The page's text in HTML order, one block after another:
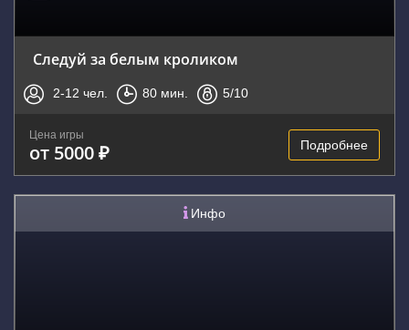
Следуй за белым кроликом
2-12 чел. 80 мин. 5/10
Цена игры
от 5000 ₽ Подробнее
Инфо